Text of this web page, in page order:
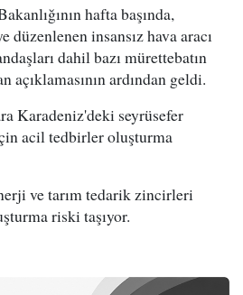
hafta başında,
insansız hava aracı
dahil bazı mürettebatın
açıklamasının ardından geldi.
Karadeniz'deki seyrüsefer
acil tedbirler oluşturma
ve tarım tedarik zincirleri
riski taşıyor.